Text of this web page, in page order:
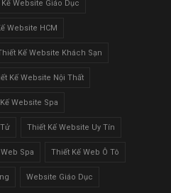
Website Giáo Dục
Website HCM
Kế Website Khách Sạn
Kế Website Nội Thất
Website Spa
Thiết Kế Website Uy Tín
Spa Thiết Kế Web Ô Tô
Website Giáo Dục